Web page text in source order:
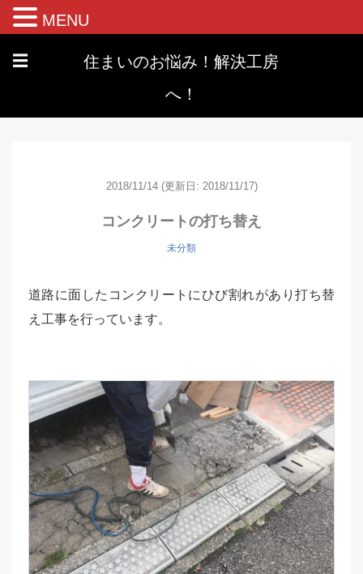
☰
住まいのお悩み！解決工房
へ！
2018/11/14 (更新日: 2018/11/17)
コンクリートの打ち替え
未分類
道路に面したコンクリートにひび割れがあり打ち替
え工事を行っています。
MENU